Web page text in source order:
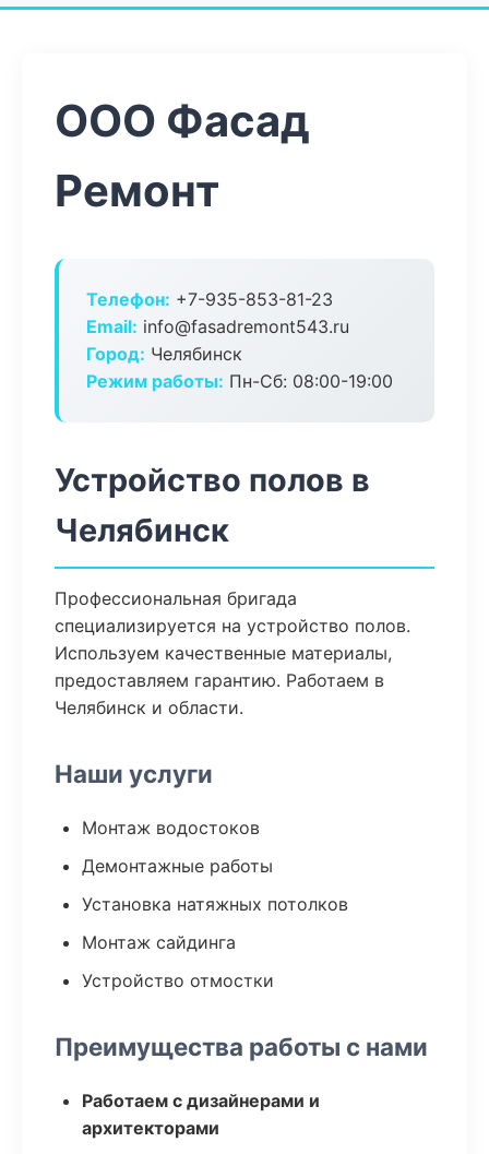
ООО Фасад
Ремонт
Телефон: +7-935-853-81-23
Email: info@fasadremont543.ru
Город: Челябинск
Режим работы: Пн-Сб: 08:00-19:00
Устройство полов в
Челябинск
Профессиональная бригада
специализируется на устройство полов.
Используем качественные материалы,
предоставляем гарантию. Работаем в
Челябинск и области.
Наши услуги
Монтаж водостоков
Демонтажные работы
Установка натяжных потолков
Монтаж сайдинга
Устройство отмостки
Преимущества работы с нами
Работаем с дизайнерами и
архитекторами